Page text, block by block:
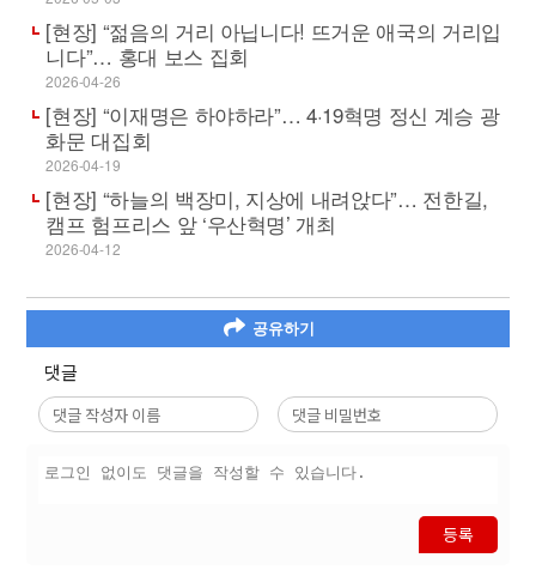
[현장] “젊음의 거리 아닙니다! 뜨거운 애국의 거리입
니다”… 홍대 보스 집회
2026-04-26
[현장] “이재명은 하야하라”… 4·19혁명 정신 계승 광
화문 대집회
2026-04-19
[현장] “하늘의 백장미, 지상에 내려앉다”… 전한길,
캠프 험프리스 앞 ‘우산혁명’ 개최
2026-04-12
공유하기
댓글
등록